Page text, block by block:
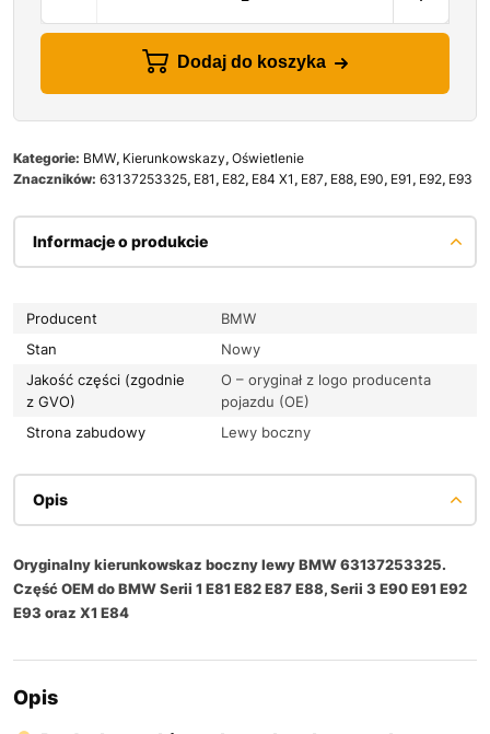
Dodaj do koszyka
Kategorie: BMW, Kierunkowskazy, Oświetlenie
Znaczników: 63137253325, E81 , E82, E84 X1 , E87, E88, E90, E91 , E92, E93
Informacje o produkcie
Producent
BMW
Stan
Nowy
Jakość części (zgodnie
z GVO)
O – oryginał z logo producenta
pojazdu (OE)
Strona zabudowy
Lewy boczny
Opis
Oryginalny kierunkowskaz boczny lewy BMW 63137253325.
Część OEM do BMW Serii 1 E81 E82 E87 E88, Serii 3 E90 E91 E92
E93 oraz X1 E84
Opis